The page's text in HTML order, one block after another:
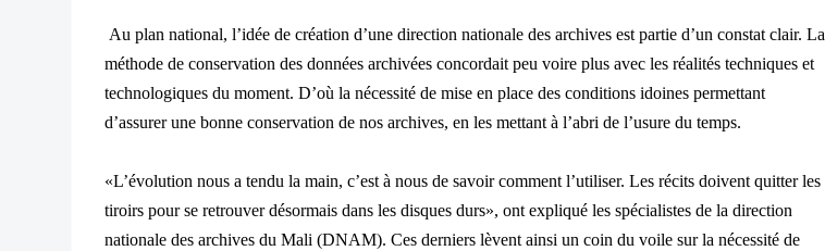
Au plan national, l’idée de création d’une direction nationale des archives est partie d’un constat clair. La
méthode de conservation des données archivées concordait peu voire plus avec les réalités techniques et
technologiques du moment. D’où la nécessité de mise en place des conditions idoines permettant
d’assurer une bonne conservation de nos archives, en les mettant à l’abri de l’usure du temps.
«L’évolution nous a tendu la main, c’est à nous de savoir comment l’utiliser. Les récits doivent quitter les
tiroirs pour se retrouver désormais dans les disques durs», ont expliqué les spécialistes de la direction
nationale des archives du Mali (DNAM). Ces derniers lèvent ainsi un coin du voile sur la nécessité de